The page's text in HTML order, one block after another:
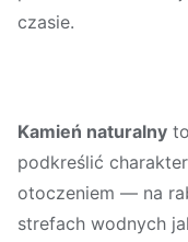
czasie.
Kamień naturalny
podkreślić
otoczeniem — na
strefach wodnych